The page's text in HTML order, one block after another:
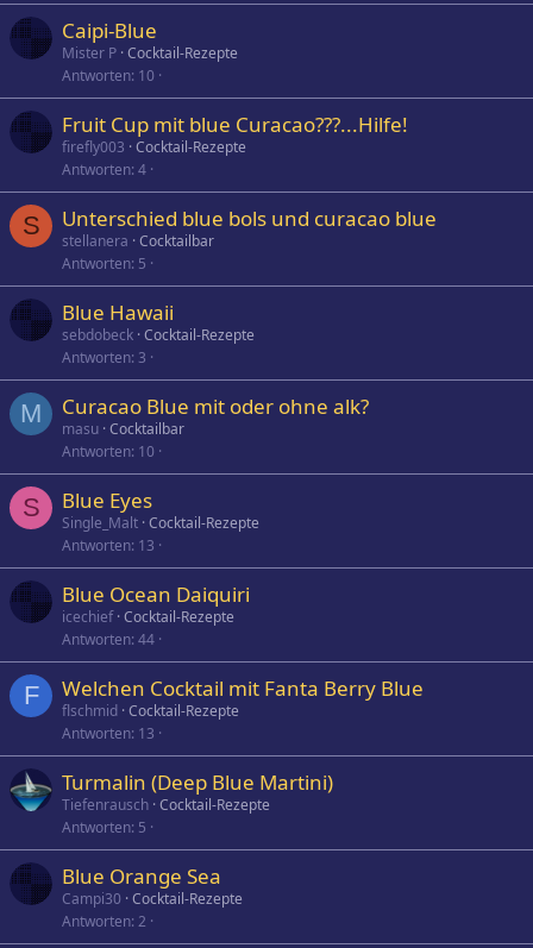
Caipi-Blue
Mister P Cocktail-Rezepte
Antworten 10
Fruit Cup mit blue Curacao???...Hilfe!
firefly003 Cocktail-Rezepte
Antworten 4
S Unterschied blue bols und curacao blue
stellanera Cocktailbar
Antworten 5
Blue Hawaii
sebdobeck Cocktail-Rezepte
Antworten 3
M Curacao Blue mit oder ohne alk?
masu Cocktailbar
Antworten 10
S Blue Eyes
Single_Malt Cocktail-Rezepte
Antworten 13
Blue Ocean Daiquiri
icechief Cocktail-Rezepte
Antworten 44
F Welchen Cocktail mit Fanta Berry Blue
flschmid Cocktail-Rezepte
Antworten 13
Turmalin (Deep Blue Martini)
Tiefenrausch Cocktail-Rezepte
Antworten 5
Blue Orange Sea
Campi30 Cocktail-Rezepte
Antworten 2